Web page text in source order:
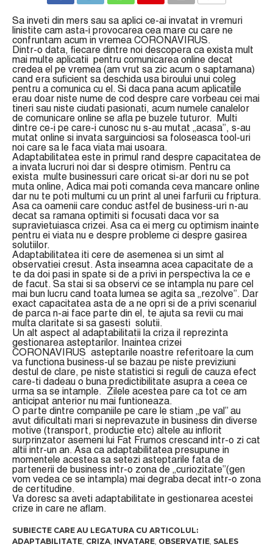
Sa inveti din mers sau sa aplici ce-ai invatat in vremuri
linistite cam asta-i provocarea cea mare cu care ne
confruntam acum in vremea CORONAVIRUS.
Dintr-o data, fiecare dintre noi descopera ca exista mult
mai multe aplicatii pentru comunicarea online decat
credea el pe vremea (am vrut sa zic acum o saptamana)
cand era suficient sa deschida usa biroului unui coleg
pentru a comunica cu el. Si daca pana acum aplicatiile
erau doar niste nume de cod despre care vorbeau cei mai
tineri sau niste ciudati pasionati, acum numele canalelor
de comunicare online se afla pe buzele tuturor. Multi
dintre ce-i pe care-i cunosc nu s-au mutat „acasa”, s-au
mutat online si invata sarguinciosi sa foloseasca tool-uri
noi care sa le faca viata mai usoara.
Adaptabilitatea este in primul rand despre capacitatea de
a invata lucruri noi dar si despre otimism. Pentru ca
exista multe businessuri care oricat si-ar dori nu se pot
muta online, Adica mai poti comanda ceva mancare online
dar nu te poti multumi cu un print al unei farfurii cu friptura.
Asa ca oamenii care conduc astfel de business-uri n-au
decat sa ramana optimiti si focusati daca vor sa
supravietuiasca crizei. Asa ca ei merg cu optimism inainte
pentru ei viata nu e despre probleme ci despre gasirea
solutiilor.
Adaptabilitatea iti cere de asemenea si un simt al
observatiei cresut. Asta inseamna acea capacitate de a
te da doi pasi in spate si de a privi in perspectiva la ce e
de facut. Sa stai si sa observi ce se intampla nu pare cel
mai bun lucru cand toata lumea se agita sa „rezolve”. Dar
exact capacitatea asta de a ne opri si de a privi scenariul
de parca n-ai face parte din el, te ajuta sa revii cu mai
multa claritate si sa gasesti solutii.
Un alt aspect al adaptabilitatii la criza il reprezinta
gestionarea asteptarilor. Inaintea crizei
CORONAVIRUS asteptarile noastre referitoare la cum
va functiona business-ul se bazau pe niste previziuni
destul de clare, pe niste statistici si reguli de cauza efect
care-ti dadeau o buna predictibilitate asupra a ceea ce
urma sa se intample. Zilele acestea pare ca tot ce am
anticipat anterior nu mai funtioneaza.
O parte dintre companiile pe care le stiam „pe val” au
avut dificultati mari si neprevazute in business din diverse
motive (transport, productie etc) altele au inflorit
surprinzator asemeni lui Fat Frumos crescand intr-o zi cat
altii intr-un an. Asa ca adaptabilitatea presupune in
momentele acestea sa setezi asteptarile fata de
partenerii de business intr-o zona de „curiozitate”(gen
vom vedea ce se intampla) mai degraba decat intr-o zona
de certitudine.
Va doresc sa aveti adaptabilitate in gestionarea acestei
crize in care ne aflam.
ADAPTABILITATE, CRIZA, INVATARE, OBSERVATIE, SALES